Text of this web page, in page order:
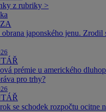
z rubriky >
obrana japonského jenu.
prémie u amerického
pro trhy?
se schodek rozpočtu ocitne